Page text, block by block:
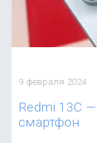
9 февраля 2024
Redmi 13C
смартфон